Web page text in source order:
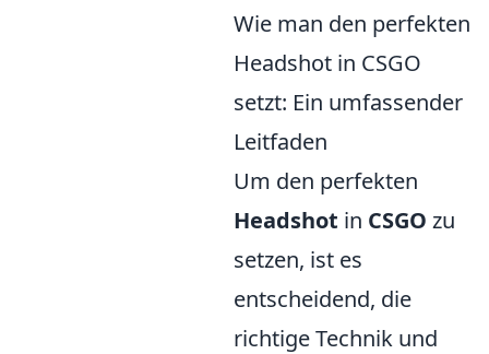
Wie man den perfekten
Headshot in CSGO
setzt: Ein umfassender
Leitfaden
Um den perfekten
Headshot in CSGO zu
setzen, ist es
entscheidend, die
richtige Technik und